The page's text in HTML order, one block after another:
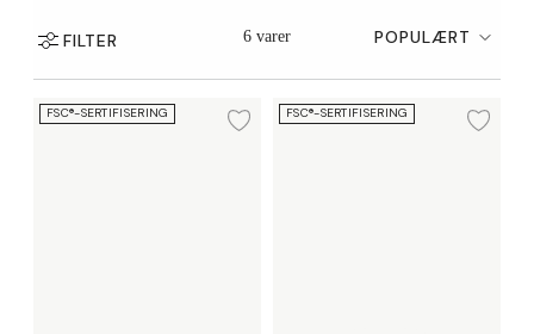
FILTER 6 varer POPULÆRT
Studentlue liten
FSC®-SERTIFISERING
Legg til ønskeliste
Studentlue medium
FSC®-SERTIFISERING